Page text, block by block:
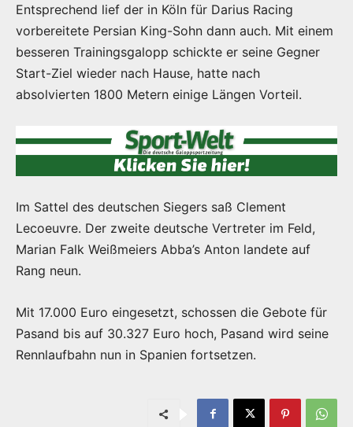
Entsprechend lief der in Köln für Darius Racing
vorbereitete Persian King-Sohn dann auch. Mit einem
besseren Trainingsgalopp schickte er seine Gegner
Start-Ziel wieder nach Hause, hatte nach
absolvierten 1800 Metern einige Längen Vorteil.
Im Sattel des deutschen Siegers saß Clement
Lecoeuvre. Der zweite deutsche Vertreter im Feld,
Marian Falk Weißmeiers Abba’s Anton landete auf
Rang neun.
Mit 17.000 Euro eingesetzt, schossen die Gebote für
Pasand bis auf 30.327 Euro hoch, Pasand wird seine
Rennlaufbahn nun in Spanien fortsetzen.